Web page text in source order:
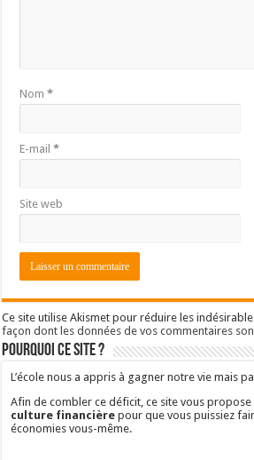
Nom*
E-mail*
Site web
Ce site utilise Akismet pour réduire les
façon dont les données de vos commentaires
Pourquoi ce site ?
L’école nous a appris à gagner notre vie mais
Afin de combler ce déficit, ce site vous
culture financière pour que vous puissiez
économies vous-même.